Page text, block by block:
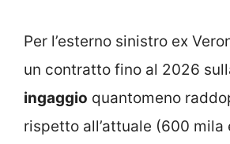
Per l’esterno sinistro ex
un contratto fino al 2026
ingaggio quantomeno
rispetto all’attuale (600 mila